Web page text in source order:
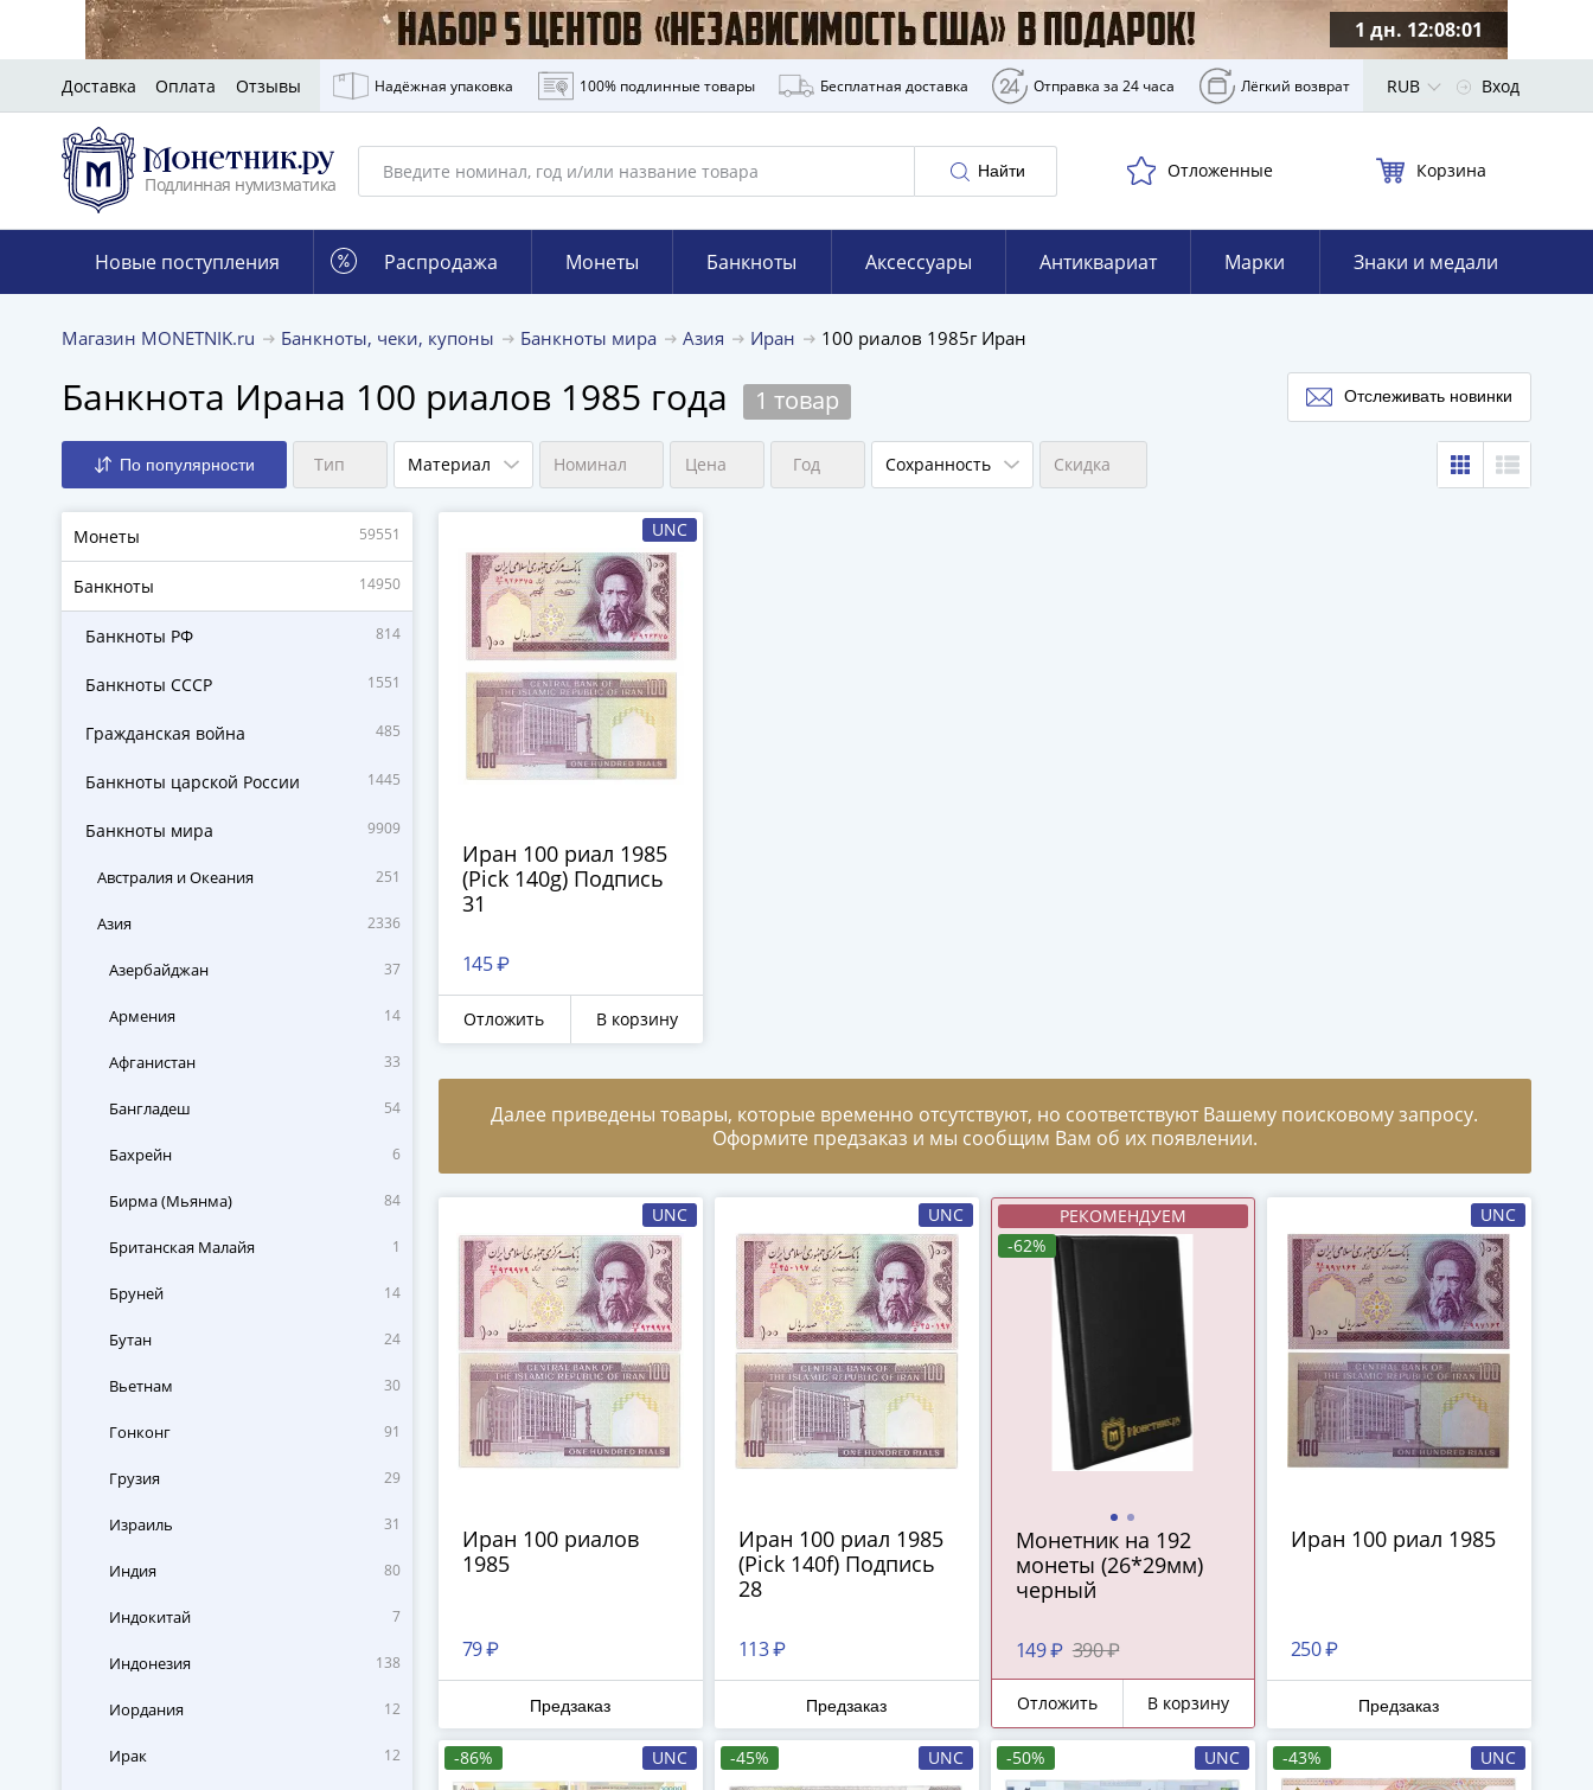
1 дн. 12:08:00
Доставка Оплата Отзывы Надёжная упаковка 100% подлинные товары Бесплатная доставка Отправка за 24 часа Лёгкий возврат RUB Вход
Подлинная нумизматика
Найти Отложенные Корзина
Новые поступления Распродажа Монеты Банкноты Аксессуары Антиквариат Марки Знаки и медали
Магазин MONETNIK.ru Банкноты, чеки, купоны Банкноты мира Азия Иран 100 риалов 1985г Иран
Банкнота Ирана 100 риалов 1985 года 1 товар Отслеживать новинки
По популярности Тип Материал Номинал Цена Год Сохранность Скидка
Монеты 59551
Банкноты 14950
Банкноты РФ 814
Банкноты СССР 1551
Гражданская война 485
Банкноты царской России 1445
Банкноты мира 9909
Австралия и Океания 251
Азия 2336
Азербайджан 37
Армения 14
Афганистан 33
Бангладеш 54
Бахрейн 6
Бирма (Мьянма) 84
Британская Малайя 1
Бруней 14
Бутан 24
Вьетнам 30
Гонконг 91
Грузия 29
Израиль 31
Индия 80
Индокитай 7
Индонезия 138
Иордания 12
Ирак 12
UNC
Иран 100 риал 1985
(Pick 140g) Подпись
31
145 ₽
Отложить В корзину
Далее приведены товары, которые временно отсутствуют, но соответствуют Вашему поисковому запросу.
Оформите предзаказ и мы сообщим Вам об их появлении.
UNC
Иран 100 риалов
1985
79 ₽
Предзаказ
UNC
Иран 100 риал 1985
(Pick 140f) Подпись
28
113 ₽
Предзаказ
РЕКОМЕНДУЕМ
-62%
Монетник на 192
монеты (26*29мм)
черный
149 ₽ 390 ₽
Отложить В корзину
UNC
Иран 100 риал 1985
250 ₽
Предзаказ
-86% UNC -45% UNC -50% UNC -43% UNC